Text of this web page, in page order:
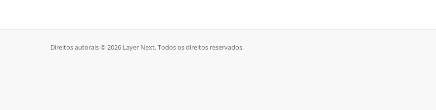
Direitos autorais © 2026 Layer Next. Todos os direitos reservados.